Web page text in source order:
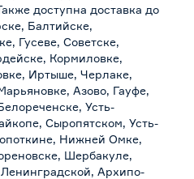
доступна доставка до
Балтийске,
Гусеве, Советске,
Кормиловке,
Иртыше, Черлаке,
Азово, Гауфе,
Усть-
Сыропятском, Усть-
Нижней Омке,
Шербакуле,
Архипо-